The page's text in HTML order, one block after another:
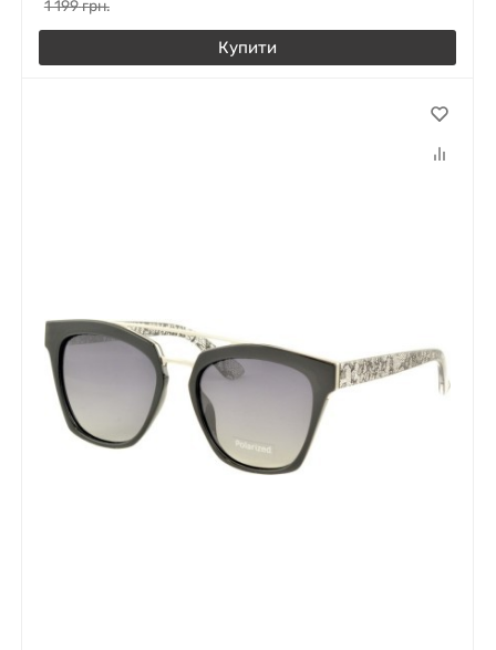
1 199грн.
Купити